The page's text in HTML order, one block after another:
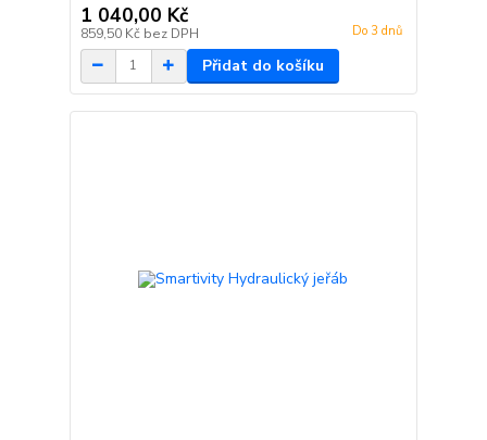
1 040,00 Kč
859,50 Kč bez DPH Do 3 dnů
Přidat do košíku